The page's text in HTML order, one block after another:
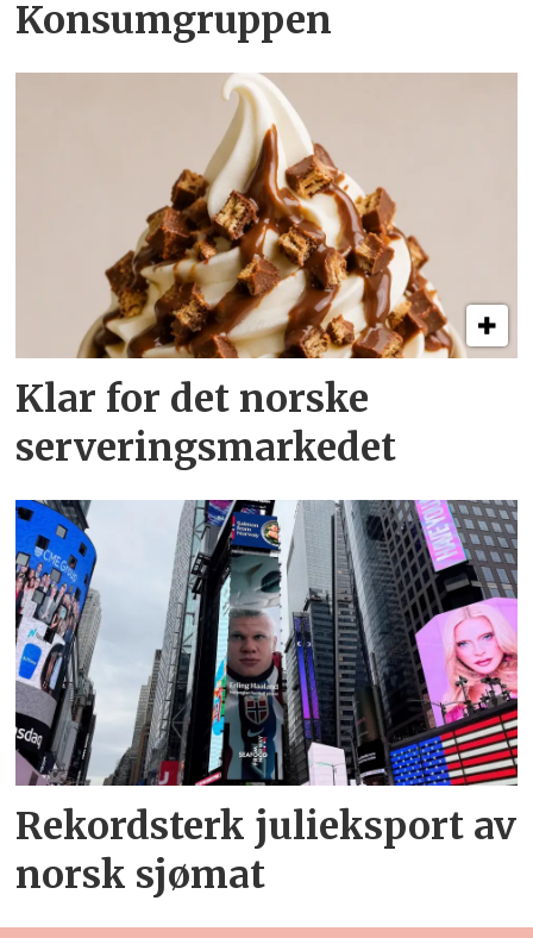
Konsumgruppen
Klar for det norske
serveringsmarkedet
Rekordsterk julieksport av
norsk sjømat